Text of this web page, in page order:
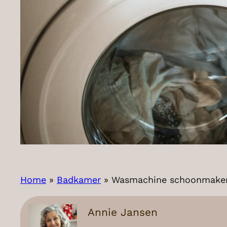
Home » Badkamer » Wasmachine
Annie Jansen